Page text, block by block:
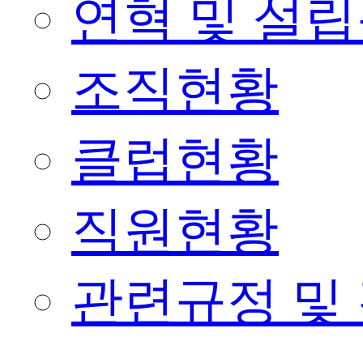
연혁 및 설
조직현황
클럽현황
직원현황
관련규정 및